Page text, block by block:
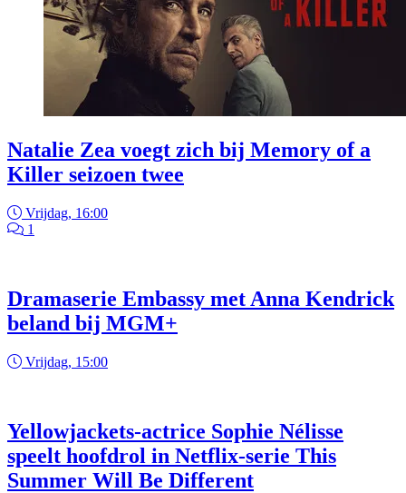
Natalie Zea voegt zich bij Memory of a
Killer seizoen twee
Vrijdag, 16:00
1
Dramaserie Embassy met Anna Kendrick
beland bij MGM+
Vrijdag, 15:00
Yellowjackets-actrice Sophie Nélisse
speelt hoofdrol in Netflix-serie This
Summer Will Be Different